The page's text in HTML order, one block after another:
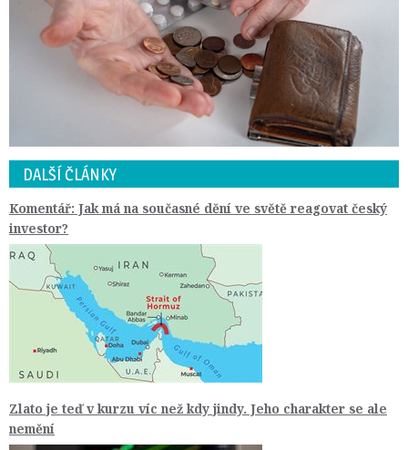
DALŠÍ ČLÁNKY
Komentář: Jak má na současné dění ve světě reagovat český
investor?
Zlato je teď v kurzu víc než kdy jindy. Jeho charakter se ale
nemění